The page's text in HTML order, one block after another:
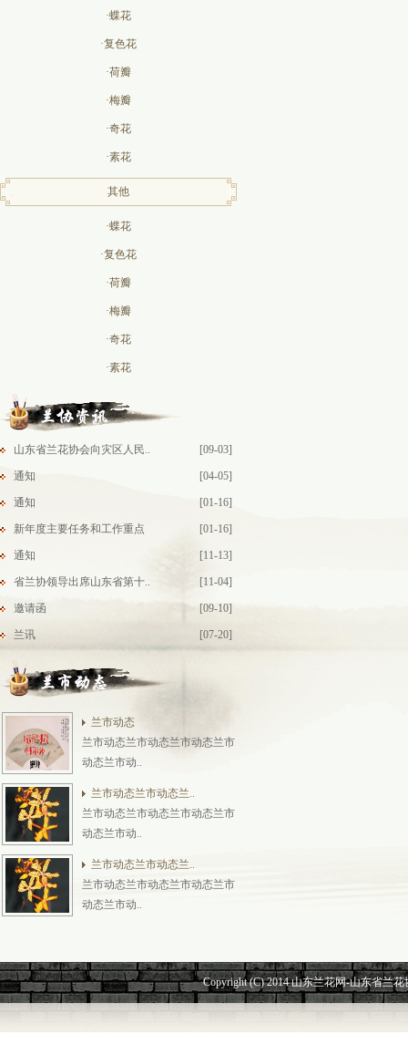
·蝶花
·复色花
·荷瓣
·梅瓣
·奇花
·素花
其他
·蝶花
·复色花
·荷瓣
·梅瓣
·奇花
·素花
[09-03]
山东省兰花协会向灾区人民..
[04-05]
通知
[01-16]
通知
[01-16]
新年度主要任务和工作重点
[11-13]
通知
[11-04]
省兰协领导出席山东省第十..
[09-10]
邀请函
[07-20]
兰讯
兰市动态
兰市动态兰市动态兰市动态兰市
动态兰市动..
兰市动态兰市动态兰..
兰市动态兰市动态兰市动态兰市
动态兰市动..
兰市动态兰市动态兰..
兰市动态兰市动态兰市动态兰市
动态兰市动..
Copyright (C) 2014 山东兰花网-山东省兰